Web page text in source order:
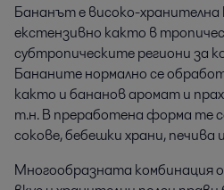
Бананът е високо-хранителна
екстензивно както в
субтропическите региони за
Бананите нормално се
както и бананов аромат и
т.н. В преработена форма те
сокове, бебешки храни, печива
Многообразната комбинация